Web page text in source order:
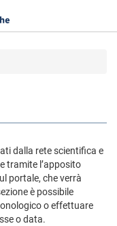
dalla rete scientifica e
tramite l’apposito
portale, che verrà
è possibile
o effettuare
o data.